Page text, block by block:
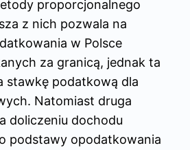
proporcjonalnego
z nich pozwala na
w Polsce
za granicą, jednak ta
stawkę podatkową dla
Natomiast druga
doliczeniu dochodu
podstawy opodatkowania